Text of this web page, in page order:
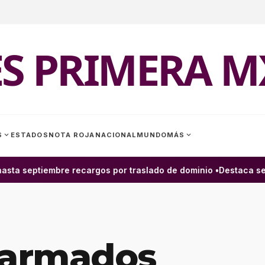
PRIMERA
expand_more ESTADOS NOTA ROJA NACIONAL MUNDOMÁS expand_more
recargos por traslado de dominio •Destaca